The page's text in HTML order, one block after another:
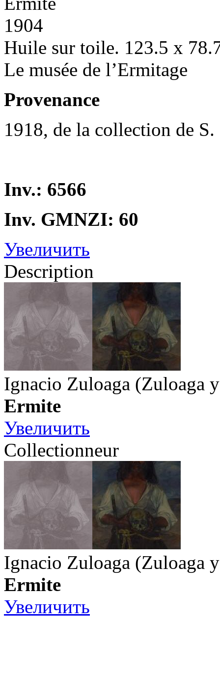
1904
Huile sur toile. 123.5 x
Le musée de l’Ermitage
Provenance
1918, de la collection de
Inv.: 6566
Inv. GMNZI: 60
Увеличить
Description
Ignacio Zuloaga (Zuloaga
Ermite
Увеличить
Collectionneur
Ignacio Zuloaga (Zuloaga
Ermite
Увеличить